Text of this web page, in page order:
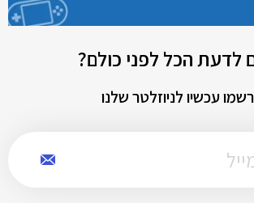
לדעת הכל לפני כולם?
עכשיו לניוזלטר שלנו